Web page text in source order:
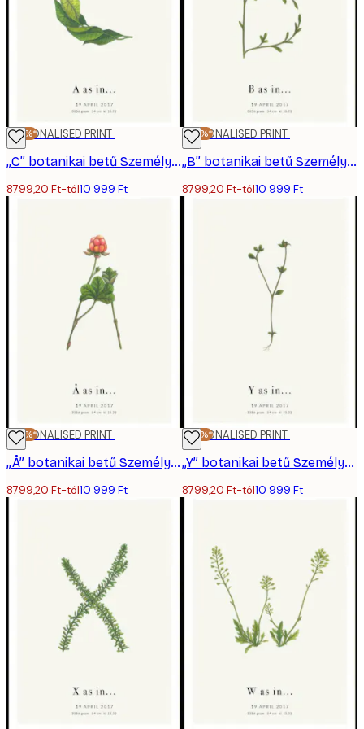
-20%*
PERSONALISED PRINT
„C” botanikai betű Személyre Szabott Poszter
8799,20 Ft-tól10 999 Ft
-20%*
PERSONALISED PRINT
„B” botanikai betű Személyre Szabott Poszter
8799,20 Ft-tól10 999 Ft
-20%*
PERSONALISED PRINT
„Å” botanikai betű Személyre Szabott Poszter
8799,20 Ft-tól10 999 Ft
-20%*
PERSONALISED PRINT
„Y” botanikai betű Személyre Szabott Poszter
8799,20 Ft-tól10 999 Ft